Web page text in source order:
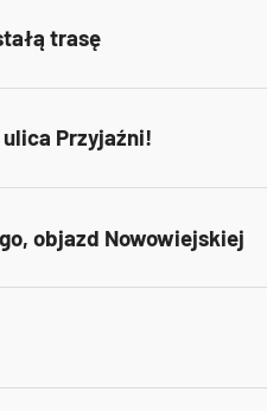
trasę
Przyjaźni!
objazd Nowowiejskiej